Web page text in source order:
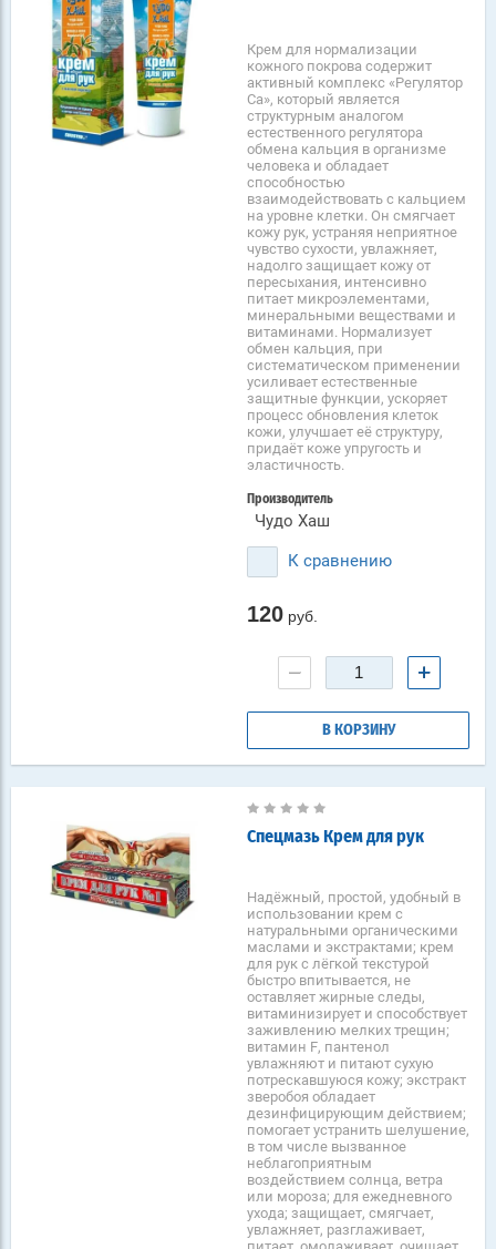
Крем для нормализации
кожного покрова содержит
активный комплекс «Регулятор
Са», который является
структурным аналогом
естественного регулятора
обмена кальция в организме
человека и обладает
способностью
взаимодействовать с кальцием
на уровне клетки. Он смягчает
кожу рук, устраняя неприятное
чувство сухости, увлажняет,
надолго защищает кожу от
пересыхания, интенсивно
питает микроэлементами,
минеральными веществами и
витаминами. Нормализует
обмен кальция, при
систематическом применении
усиливает естественные
защитные функции, ускоряет
процесс обновления клеток
кожи, улучшает её структуру,
придаёт коже упругость и
эластичность.
Производитель
Чудо Хаш
К сравнению
120 руб.
− +
В КОРЗИНУ
Спецмазь Крем для рук
Надёжный, простой, удобный в
использовании крем с
натуральными органическими
маслами и экстрактами; крем
для рук с лёгкой текстурой
быстро впитывается, не
оставляет жирные следы,
витаминизирует и способствует
заживлению мелких трещин;
витамин F, пантенол
увлажняют и питают сухую
потрескавшуюся кожу; экстракт
зверобоя обладает
дезинфицирующим действием;
помогает устранить шелушение,
в том числе вызванное
неблагоприятным
воздействием солнца, ветра
или мороза; для ежедневного
ухода; защищает, смягчает,
увлажняет, разглаживает,